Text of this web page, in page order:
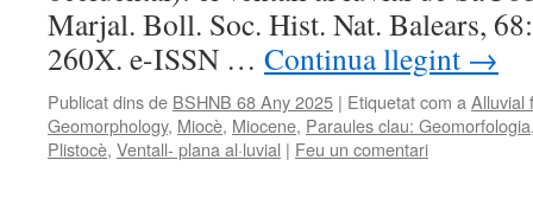
Marjal. Boll. Soc. Hist. Nat. Balears,
260X. e-ISSN … Continua llegint →
Publicat dins de BSHNB 68 Any 2025 | Etiquetat com a Alluvial
Geomorphology, Miocè, Miocene, Paraules clau: Geomorfologia
Plistocè, Ventall- plana al·luvial | Feu un comentari